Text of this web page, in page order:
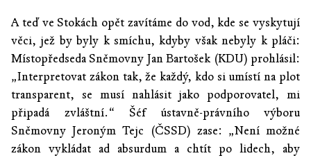
A teď ve Stokách opět zavítáme do vod, kde se vyskytují
věci, jež by byly k smíchu, kdyby však nebyly k pláči:
Místopředseda Sněmovny Jan Bartošek (KDU) prohlásil:
„Interpretovat zákon tak, že každý, kdo si umístí na plot
transparent, se musí nahlásit jako podporovatel, mi
připadá zvláštní.“ Šéf ústavně-právního výboru
Sněmovny Jeroným Tejc (ČSSD) zase: „Není možné
zákon vykládat ad absurdum a chtít po lidech, aby